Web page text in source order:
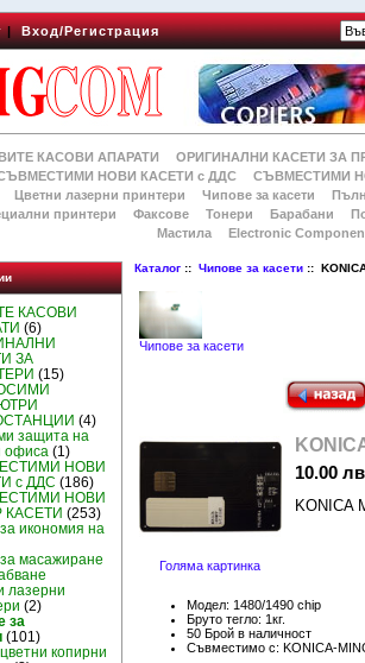
|Вход/Регистрация
КАСОВИ АПАРАТИ ОРИГИНАЛНИ КАСЕТИ ЗА
НОВИ КАСЕТИ с ДДС
СЪВМЕСТИМИ
Цветни лазерни принтери
Чипове за касети
принтери
Факсове Тонери Барабани
Мастила
Electronic
КАСОВИ
(6)
ЗА
(15)
(4)
защита на
офиса (1)
НОВИ
с ДДС (186)
НОВИ
КАСЕТИ (253)
икономия на
масажиране
лазерни
(2)
за
(101)
копирни
Каталог ::Чипове за касети ::
Чипове за касети
Голяма картинка
10.00
KONICA
Модел: 1480/1490 chip
Бруто тегло: 1кг.
50 Брой в наличност
Съвместимо с: KONICA-